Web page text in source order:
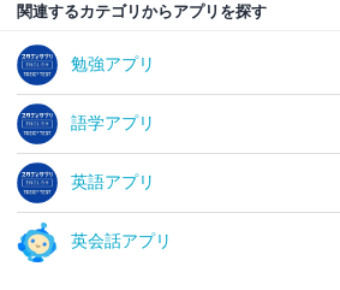
関連するカテゴリからアプリを探す
勉強アプリ
語学アプリ
英語アプリ
英会話アプリ